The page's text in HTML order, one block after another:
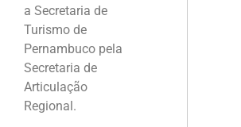
a Secretaria de
Turismo de
Pernambuco pela
Secretaria de
Articulação
Regional.